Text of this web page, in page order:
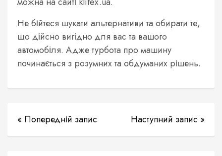
Не бійтеся шукати альтернативи та обирати те,
що дійсно вигідно для вас та вашого
автомобіля. Адже турбота про машину
починається з розумних та обдуманих рішень.
« Попередній запис Наступний запис »